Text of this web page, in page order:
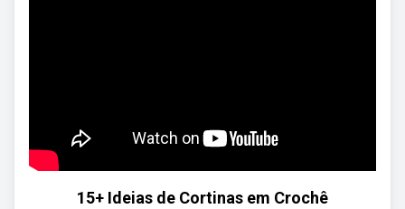
15+ Ideias de Cortinas em Crochê